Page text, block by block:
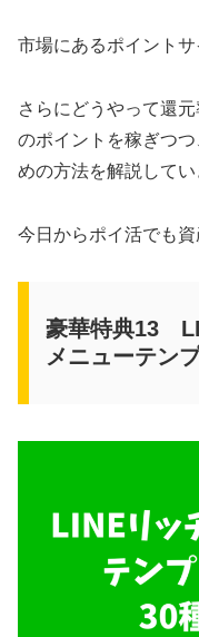
市場にあるポイント
さらにどうやって還
のポイントを稼ぎつ
めの方法を解説してい
今日からポイ活でも資
豪華特典13
メニューテン